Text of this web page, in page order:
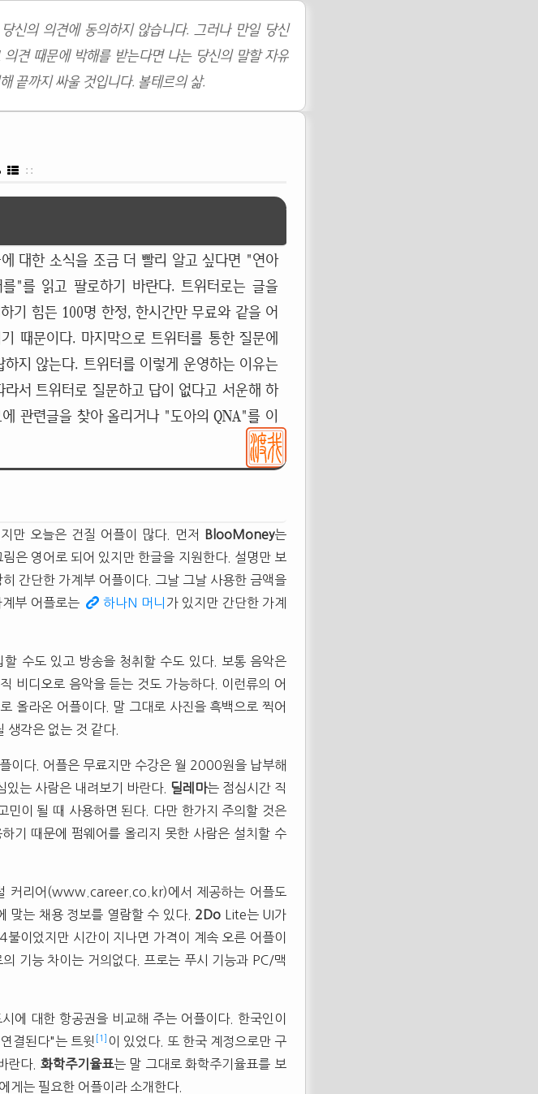
신의 의견에 동의하지 않습니다. 그러나 만일 당신
의견 때문에 박해를 받는다면 나는 당신의 말할 자유
끝까지 싸울 것입니다. 볼테르의 삶.
::
대한 소식을 조금 더 빨리 알고 싶다면 "연아
"를 읽고 팔로하기 바란다. 트위터로는 글을
기 힘든 100명 한정, 한시간만 무료와 같을 어
때문이다. 마지막으로 트위터를 통한 질문에
하지 않는다. 트위터를 이렇게 운영하는 이유는
서 트위터로 질문하고 답이 없다고 서운해 하
관련글을 찾아 올리거나 "도아의 QNA"를 이
만 오늘은 건질 어플이 많다. 먼저 BlooMoney는
은 영어로 되어 있지만 한글을 지원한다. 설명만 보
간단한 가계부 어플이다. 그날 그날 사용한 금액을
부 어플로는
하나N 머니 가 있지만 간단한 가계
수도 있고 방송을 청취할 수도 있다. 보통 음악은
비디오로 음악을 듣는 것도 가능하다. 이런류의 어
올라온 어플이다. 말 그대로 사진을 흑백으로 찍어
생각은 없는 것 같다.
이다. 어플은 무료지만 수강은 월 2000원을 납부해
는 사람은 내려보기 바란다.
딜레마는 점심시간 직
민이 될 때 사용하면 된다. 다만 한가지 주의할 것은
기 때문에 펌웨어를 올리지 못한 사람은 설치할 수
커리어(www.career.co.kr)에서 제공하는 어플도
맞는 채용 정보를 열람할 수 있다. 2Do Lite는 UI가
이었지만 시간이 지나면 가격이 계속 오른 어플이
기능 차이는 거의없다. 프로는 푸시 기능과 PC/맥
에 대한 항공권을 비교해 주는 어플이다. 한국인이
결된다"는 트윗
[1]
이 있었다. 또 한국 계정으로만 구
란다. 화학주기율표는 말 그대로 화학주기율표를 보
게는 필요한 어플이라 소개한다.